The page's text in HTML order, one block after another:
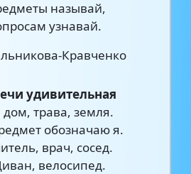
называй,
узнавай.
Кравченко
удивительная
трава, земля.
обозначаю я.
врач, сосед.
велосипед.